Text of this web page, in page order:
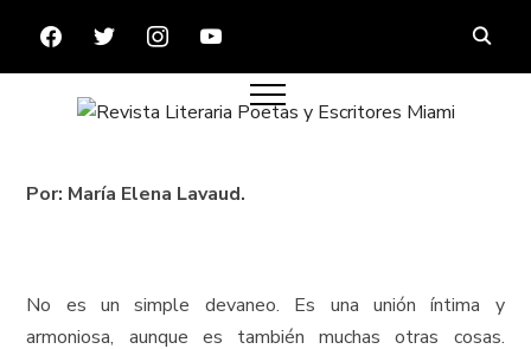
FACEBOOKTWITTERINSTAGRAMYOUTUBE
Por: María Elena Lavaud.
No es un simple devaneo. Es una unión íntima y
armoniosa, aunque es también muchas otras cosas.